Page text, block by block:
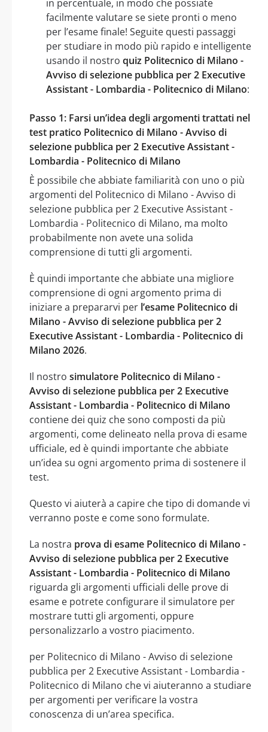
in percentuale, in modo che possiate
facilmente valutare se siete pronti o meno
per l’esame finale! Seguite questi passaggi
per studiare in modo più rapido e intelligente
usando il nostro quiz Politecnico di Milano -
Avviso di selezione pubblica per 2 Executive
Assistant - Lombardia - Politecnico di Milano:
Passo 1: Farsi un’idea degli argomenti trattati nel
test pratico Politecnico di Milano - Avviso di
selezione pubblica per 2 Executive Assistant -
Lombardia - Politecnico di Milano
È possibile che abbiate familiarità con uno o più
argomenti del Politecnico di Milano - Avviso di
selezione pubblica per 2 Executive Assistant -
Lombardia - Politecnico di Milano, ma molto
probabilmente non avete una solida
comprensione di tutti gli argomenti.
È quindi importante che abbiate una migliore
comprensione di ogni argomento prima di
iniziare a prepararvi per l’esame Politecnico di
Milano - Avviso di selezione pubblica per 2
Executive Assistant - Lombardia - Politecnico di
Milano 2026.
Il nostro simulatore Politecnico di Milano -
Avviso di selezione pubblica per 2 Executive
Assistant - Lombardia - Politecnico di Milano
contiene dei quiz che sono composti da più
argomenti, come delineato nella prova di esame
ufficiale, ed è quindi importante che abbiate
un’idea su ogni argomento prima di sostenere il
test.
Questo vi aiuterà a capire che tipo di domande vi
verranno poste e come sono formulate.
La nostra prova di esame Politecnico di Milano -
Avviso di selezione pubblica per 2 Executive
Assistant - Lombardia - Politecnico di Milano
riguarda gli argomenti ufficiali delle prove di
esame e potrete configurare il simulatore per
mostrare tutti gli argomenti, oppure
personalizzarlo a vostro piacimento.
per Politecnico di Milano - Avviso di selezione
pubblica per 2 Executive Assistant - Lombardia -
Politecnico di Milano che vi aiuteranno a studiare
per argomenti per verificare la vostra
conoscenza di un’area specifica.